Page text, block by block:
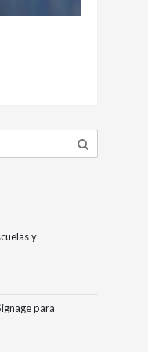
y
para